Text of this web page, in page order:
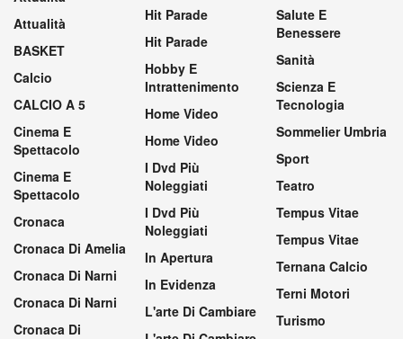
Attualità
BASKET
Calcio
CALCIO A 5
Cinema E
Spettacolo
Cinema E
Spettacolo
Cronaca
Cronaca Di Amelia
Cronaca Di Narni
Cronaca Di Narni
Cronaca Di
Hit Parade
Hit Parade
Hobby E
Intrattenimento
Home Video
Home Video
I Dvd Più
Noleggiati
I Dvd Più
Noleggiati
In Apertura
In Evidenza
L'arte Di Cambiare
Salute E
Benessere
Sanità
Scienza E
Tecnologia
Sommelier Umbria
Sport
Teatro
Tempus Vitae
Tempus Vitae
Ternana Calcio
Terni Motori
Turismo